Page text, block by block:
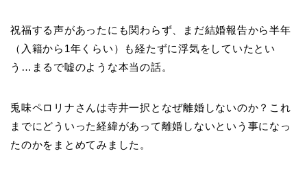
祝福する声があったにも関わらず、まだ結婚報告から半年
（入籍から1年くらい）も経たずに浮気をしていたとい
う…まるで嘘のような本当の話。
兎味ペロリナさんは寺井一択となぜ離婚しないのか？これ
までにどういった経緯があって離婚しないという事になっ
たのかをまとめてみました。